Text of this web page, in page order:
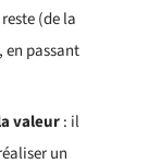
(de la
passant
valeur: il
un